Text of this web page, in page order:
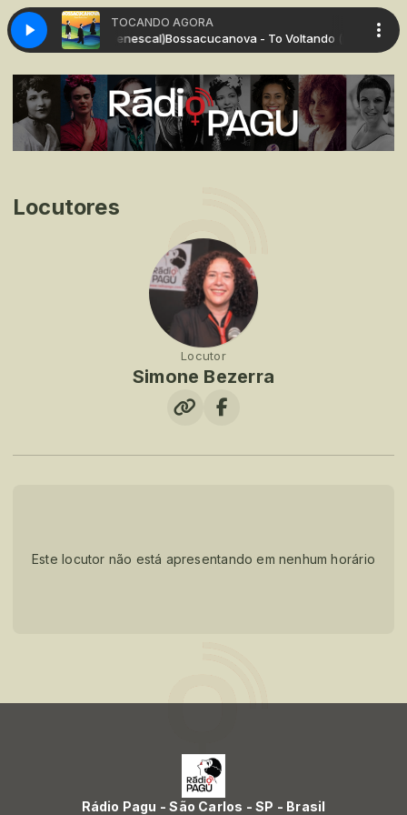
TOCANDO AGORA
& Roberto Menescal)Bossacucanova - To Voltando
Locutores
Locutor
Simone Bezerra
Este locutor não está apresentando em nenhum horário
Rádio Pagu - São Carlos - SP - Brasil